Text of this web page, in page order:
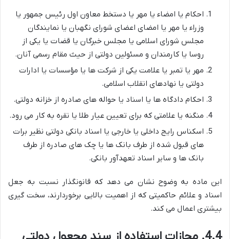
احکام یا امضاء یا مهر یا دستخط معاون اول رئیس جمهور یا
وزراء یا مهر یا امضای اعضای شورای نگهبان یا نمایندگان
مجلس شورای اسلامی یا مجلس خبرگان یا قضات یا یکی از
روسا یا کارمندان و مسئولین دولتی از حیث مقام رسمی آنان.
مهر یا تمبر یا علامت یکی از شرکت ها یا مؤسسات یا ادارات
دولتی یا نهادهای انقلاب اسلامی.
احکام دادگاه ها یا اسناد یا حواله های صادره از خزانه دولتی.
منگنه یا علامتی که برای تعیین عیار طلا یا نقره به کار می رود.
اسکناس رایج داخلی یا خارجی یا اسناد بانکی دولتی نظیر برات
های قبول شده از طرف بانک ها یا چک های صادره از طرف
بانک ها و سایر اسناد تعهدآور بانکی.
این ماده به وضوح نشان می دهد که قانونگذار نسبت به جعل
اسناد و علائم حاکمیتی که از اهمیت بالایی برخوردارند، سخت گیری
بیشتری اعمال می کند.